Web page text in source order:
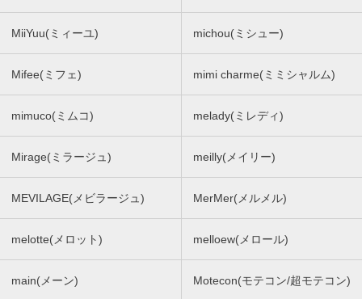
MiiYuu(ミィーユ) michou(ミシュー)
Mifee(ミフェ) mimi charme(ミミシャルム)
mimuco(ミムコ) melady(ミレディ)
Mirage(ミラージュ) meilly(メイリー)
MEVILAGE(メビラージュ) MerMer(メルメル)
melotte(メロット) melloew(メロール)
main(メーン) Motecon(モテコン/超モテコン)